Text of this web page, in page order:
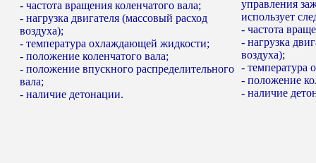
- частота вращения коленчатого вала;
- нагрузка двигателя (массовый расход
воздуха);
- температура охлаждающей жидкости;
- положение коленчатого вала;
- положение впускного распределительного
вала;
- наличие детонации.
управления
использует
- частота
- нагрузка
воздуха);
- температура
- положение
- наличие